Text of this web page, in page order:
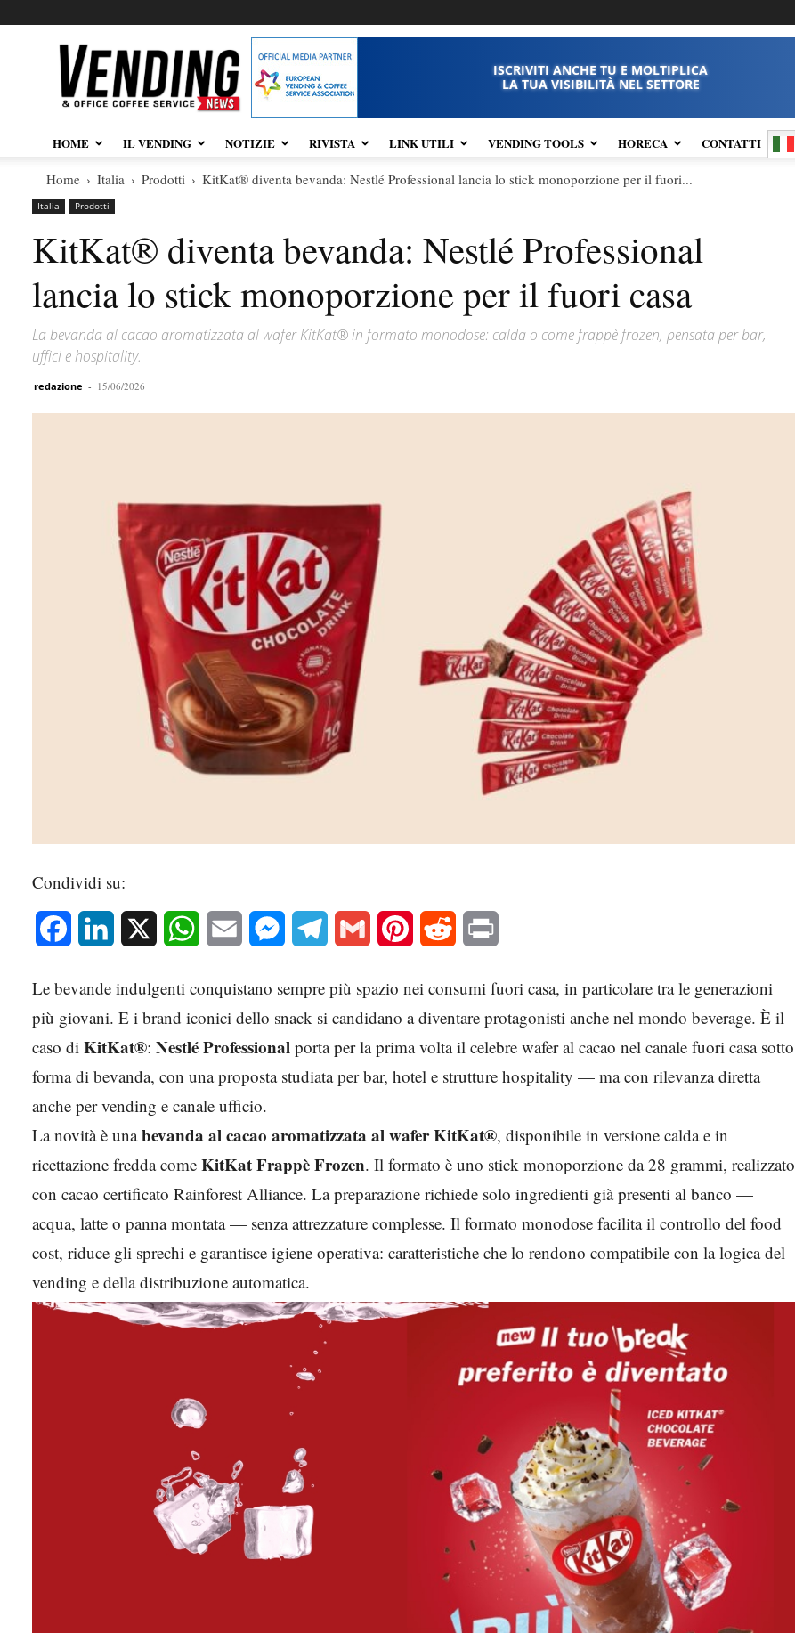
Vendingnews.it
ISCRIVITI ANCHE TU E MOLTIPLICA
LA TUA VISIBILITÀ NEL SETTORE
HOME IL VENDING NOTIZIE RIVISTA LINK UTILI VENDING TOOLS HORECA CONTATTI
Home Italia Prodotti KitKat® diventa bevanda: Nestlé Professional lancia lo stick monoporzione per il fuori...
Italia Prodotti
KitKat® diventa bevanda: Nestlé Professional
lancia lo stick monoporzione per il fuori casa
La bevanda al cacao aromatizzata al wafer KitKat® in formato monodose: calda o come frappè frozen, pensata per bar,
uffici e hospitality.
redazione - 15/06/2026
Condividi su:
Facebook LinkedIn WhatsAppEmail MessengerTelegram Gmail Pinterest Reddit
Le bevande indulgenti conquistano sempre più spazio nei consumi fuori casa, in particolare tra le generazioni
più giovani. E i brand iconici dello snack si candidano a diventare protagonisti anche nel mondo beverage. È il
caso di KitKat®: Nestlé Professional porta per la prima volta il celebre wafer al cacao nel canale fuori casa sotto
forma di bevanda, con una proposta studiata per bar, hotel e strutture hospitality — ma con rilevanza diretta
anche per vending e canale ufficio.
La novità è unabevanda al cacao aromatizzata al wafer KitKat®, disponibile in versione calda e in
ricettazione fredda come KitKat Frappè Frozen. Il formato è uno stick monoporzione da 28 grammi, realizzato
con cacao certificato Rainforest Alliance. La preparazione richiede solo ingredienti già presenti al banco —
acqua, latte o panna montata — senza attrezzature complesse. Il formato monodose facilita il controllo del food
cost, riduce gli sprechi e garantisce igiene operativa: caratteristiche che lo rendono compatibile con la logica del
vending e della distribuzione automatica.